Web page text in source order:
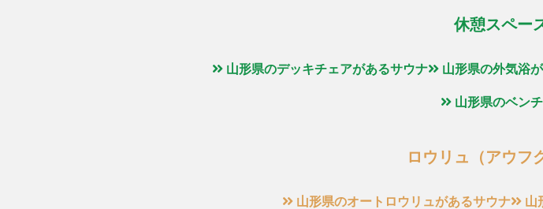
休憩スペー
山形県のデッキチェアがあるサウナ 山形県の外気浴
山形県のベン
ロウリュ（アウフ
山形県のオートロウリュがあるサウナ 山